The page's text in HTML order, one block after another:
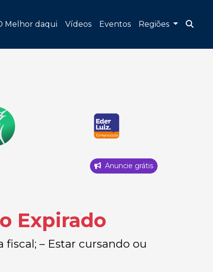
Melhor daqui Vídeos Eventos Regiões
Anuncie grátis
Expirado
– Estar cursando ou